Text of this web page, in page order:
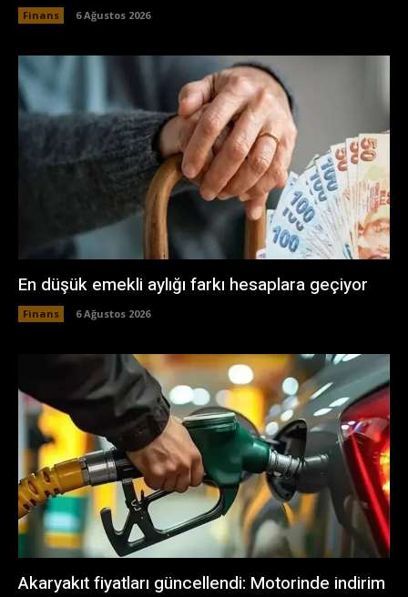
Finans 6 Ağustos 2026
En düşük emekli aylığı farkı hesaplara geçiyor
Finans 6 Ağustos 2026
Akaryakıt fiyatları güncellendi: Motorinde indirim